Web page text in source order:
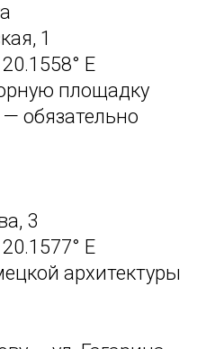
1
E
площадку
обязательно
3
E
архитектуры